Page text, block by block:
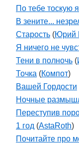
По тебе тоскую
В зените...
Старость (Юрий
Я ничего не
Тени в полночь (
Точка (Компот)
Вашей Гордости
Ночные
Переступив
1 год (AstaRoth)
Почитайте про